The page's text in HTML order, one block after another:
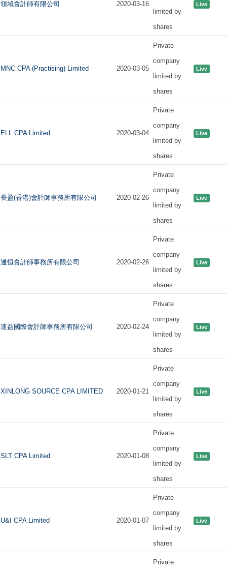
領域會計師有限公司 2020-03-16
limited by
shares
Live
MNC CPA (Practising) Limited 2020-03-05
Private
company
limited by
shares
Live
ELL CPA Limited 2020-03-04
Private
company
limited by
shares
Live
長盈(香港)會計師事務所有限公司 2020-02-26
Private
company
limited by
shares
Live
通恒會計師事務所有限公司 2020-02-26
Private
company
limited by
shares
Live
連益國際會計師事務所有限公司 2020-02-24
Private
company
limited by
shares
Live
XINLONG SOURCE CPA LIMITED 2020-01-21
Private
company
limited by
shares
Live
SLT CPA Limited 2020-01-08
Private
company
limited by
shares
Live
U&I CPA Limited 2020-01-07
Private
company
limited by
shares
Live
Private